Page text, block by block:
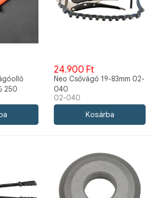
250
24.900 Ft
Neo Csővágó 19-83mm 02-
040
02-040